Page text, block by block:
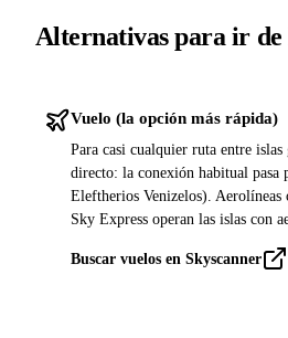
Alternativas para ir de
Vuelo (la opción más rápida)
Para casi cualquier ruta entre
directo: la conexión habitual pasa
Eleftherios Venizelos).
Sky Express operan las islas con
Buscar vuelos en Skyscanner